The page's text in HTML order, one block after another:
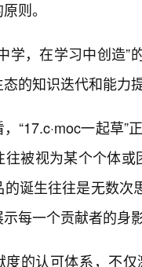
则。
学，在学习中创造
的知识迭代和能力
“17.c·moc一起草”
被视为某个个体或
诞生往往是无数
每一个贡献者的身
度的认可体系，不